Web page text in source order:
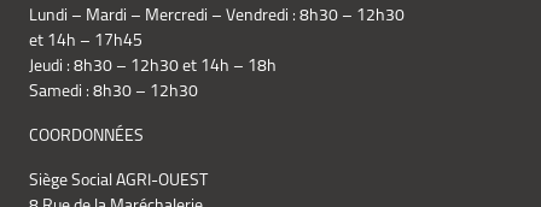
Lundi – Mardi – Mercredi – Vendredi : 8h30 – 12h30
et 14h – 17h45
Jeudi : 8h30 – 12h30 et 14h – 18h
Samedi : 8h30 – 12h30
COORDONNÉES
Siège Social AGRI-OUEST